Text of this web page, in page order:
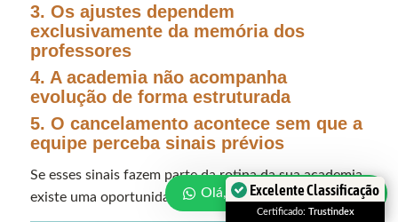
3. Os ajustes dependem
exclusivamente da memória dos
professores
4. A academia não acompanha
evolução de forma estruturada
5. O cancelamento acontece sem que a
equipe perceba sinais prévios
Se esses sinais fazem parte da rotina da sua academia,
existe uma oportunidade clara de evolução.
Olá, como posso te ajudar?
Excelente Classificação
Certificado: Trustindex